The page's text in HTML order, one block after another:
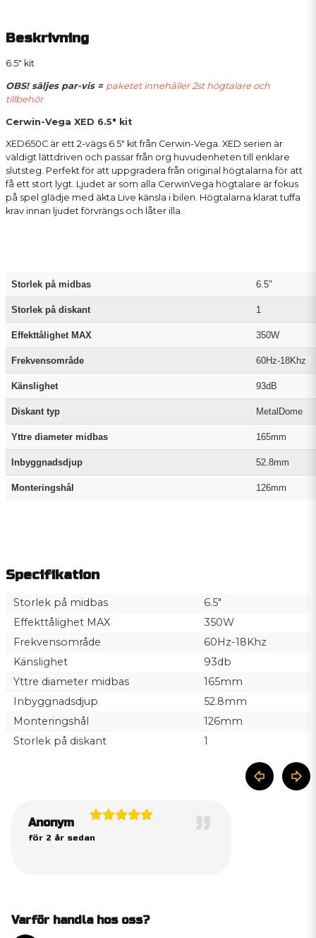
Beskrivning
6.5" kit
OBS! säljes par-vis = paketet innehåller 2st högtalare och
tillbehör
Cerwin-Vega XED 6.5" kit
XED650C är ett 2-vägs 6.5" kit från Cerwin-Vega. XED serien är
väldigt lättdriven och passar från org huvudenheten till enklare
slutsteg. Perfekt för att uppgradera från original högtalarna för att
få ett stort lygt. Ljudet är som alla CerwinVega högtalare är fokus
på spel glädje med äkta Live känsla i bilen. Högtalarna klarat tuffa
krav innan ljudet förvrängs och låter illa.
Storlek på midbas 6.5"
Storlek på diskant 1
Effekttålighet MAX 350W
Frekvensområde 60Hz-18Khz
Känslighet 93dB
Diskant typ MetalDome
Yttre diameter midbas 165mm
Inbyggnadsdjup 52.8mm
Monteringshål 126mm
Specifikation
Storlek på midbas
6.5"
Effekttålighet MAX
350W
Frekvensområde
60Hz-18Khz
Känslighet
93db
Yttre diameter midbas
165mm
Inbyggnadsdjup
52.8mm
Monteringshål
126mm
Storlek på diskant
1
Anonym
för 2 år sedan
Varför handla hos oss?